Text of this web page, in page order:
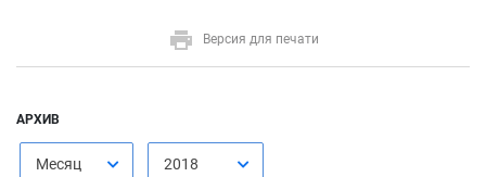
Версия для печати
АРХИВ
Месяц 2018